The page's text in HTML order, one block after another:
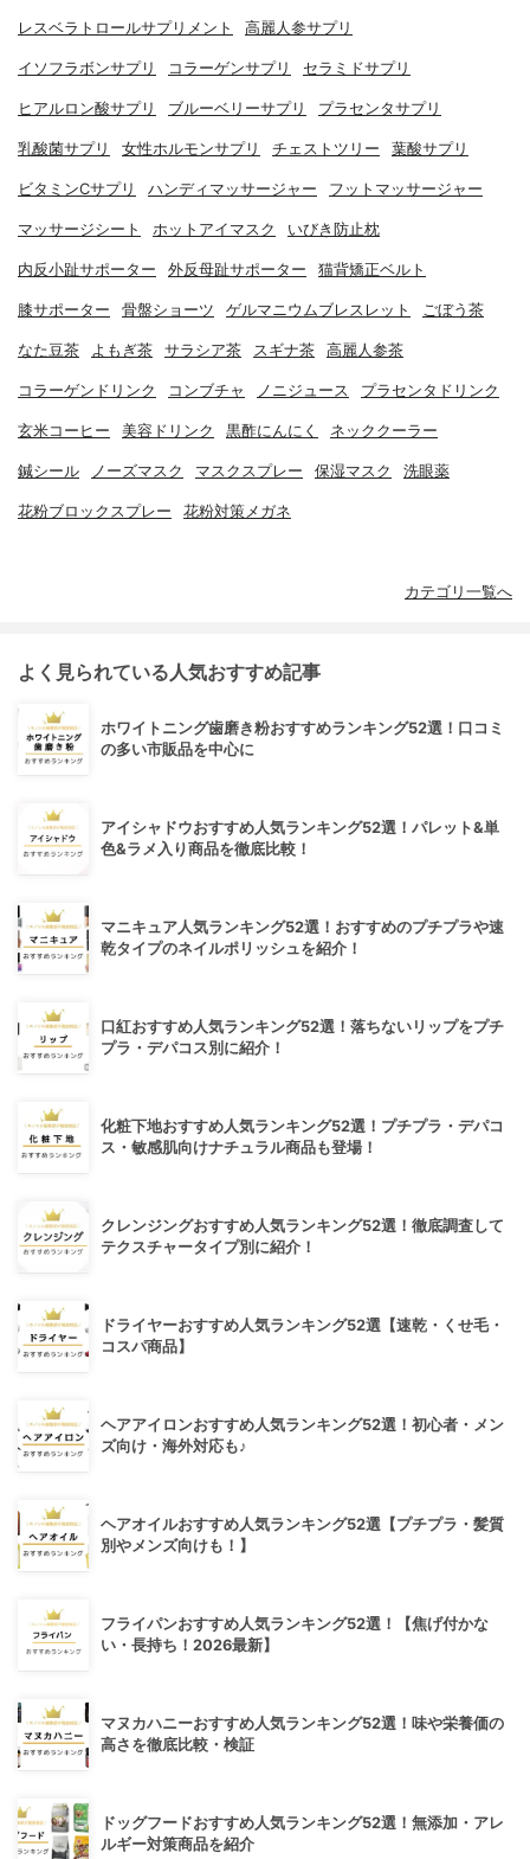
レスベラトロールサプリメント 高麗人参サプリ
イソフラボンサプリ コラーゲンサプリ セラミドサプリ
ヒアルロン酸サプリ ブルーベリーサプリ プラセンタサプリ
乳酸菌サプリ 女性ホルモンサプリ チェストツリー 葉酸サプリ
ビタミンCサプリ ハンディマッサージャー フットマッサージャー
マッサージシート ホットアイマスク いびき防止枕
内反小趾サポーター 外反母趾サポーター 猫背矯正ベルト
膝サポーター 骨盤ショーツ ゲルマニウムブレスレット ごぼう茶
なた豆茶 よもぎ茶 サラシア茶 スギナ茶 高麗人参茶
コラーゲンドリンク コンブチャ ノニジュース プラセンタドリンク
玄米コーヒー 美容ドリンク 黒酢にんにく ネッククーラー
鍼シール ノーズマスク マスクスプレー 保湿マスク 洗眼薬
花粉ブロックスプレー 花粉対策メガネ
カテゴリ一覧へ
よく見られている人気おすすめ記事
ホワイトニング歯磨き粉おすすめランキング52選！口コミ
の多い市販品を中心に
アイシャドウおすすめ人気ランキング52選！パレット&単
色&ラメ入り商品を徹底比較！
マニキュア人気ランキング52選！おすすめのプチプラや速
乾タイプのネイルポリッシュを紹介！
口紅おすすめ人気ランキング52選！落ちないリップをプチ
プラ・デパコス別に紹介！
化粧下地おすすめ人気ランキング52選！プチプラ・デパコ
ス・敏感肌向けナチュラル商品も登場！
クレンジングおすすめ人気ランキング52選！徹底調査して
テクスチャータイプ別に紹介！
ドライヤーおすすめ人気ランキング52選【速乾・くせ毛・
コスパ商品】
ヘアアイロンおすすめ人気ランキング52選！初心者・メン
ズ向け・海外対応も♪
ヘアオイルおすすめ人気ランキング52選【プチプラ・髪質
別やメンズ向けも！】
フライパンおすすめ人気ランキング52選！【焦げ付かな
い・長持ち！2026最新】
マヌカハニーおすすめ人気ランキング52選！味や栄養価の
高さを徹底比較・検証
ドッグフードおすすめ人気ランキング52選！無添加・アレ
ルギー対策商品を紹介